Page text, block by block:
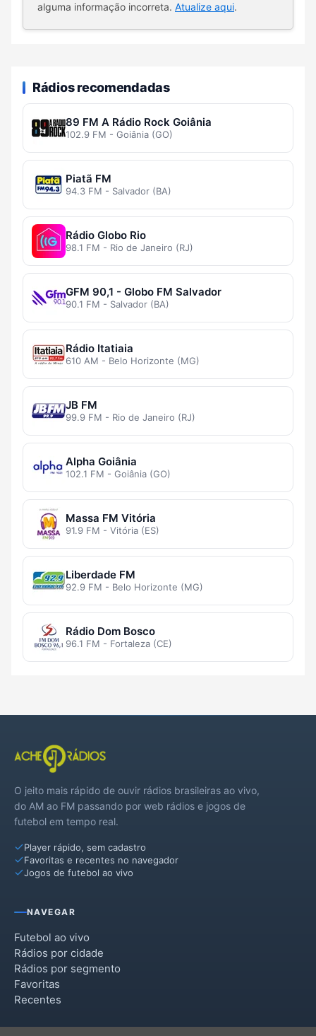
alguma informação incorreta. Atualize aqui.
Rádios recomendadas
89 FM A Rádio Rock Goiânia
102.9 FM - Goiânia (GO)
Piatã FM
94.3 FM - Salvador (BA)
Rádio Globo Rio
98.1 FM - Rio de Janeiro (RJ)
GFM 90,1 - Globo FM Salvador
90.1 FM - Salvador (BA)
Rádio Itatiaia
610 AM - Belo Horizonte (MG)
JB FM
99.9 FM - Rio de Janeiro (RJ)
Alpha Goiânia
102.1 FM - Goiânia (GO)
Massa FM Vitória
91.9 FM - Vitória (ES)
Liberdade FM
92.9 FM - Belo Horizonte (MG)
Rádio Dom Bosco
96.1 FM - Fortaleza (CE)
O jeito mais rápido de ouvir rádios brasileiras ao vivo,
do AM ao FM passando por web rádios e jogos de
futebol em tempo real.
Player rápido, sem cadastro
Favoritas e recentes no navegador
Jogos de futebol ao vivo
NAVEGAR
Futebol ao vivo
Rádios por cidade
Rádios por segmento
Favoritas
Recentes